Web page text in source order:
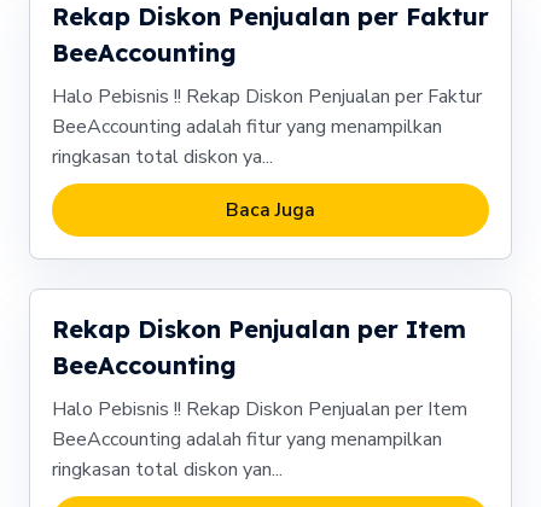
Rekap Diskon Penjualan per Faktur
BeeAccounting
Halo Pebisnis !! Rekap Diskon Penjualan per Faktur
BeeAccounting adalah fitur yang menampilkan
ringkasan total diskon ya...
Baca Juga
Rekap Diskon Penjualan per Item
BeeAccounting
Halo Pebisnis !! Rekap Diskon Penjualan per Item
BeeAccounting adalah fitur yang menampilkan
ringkasan total diskon yan...